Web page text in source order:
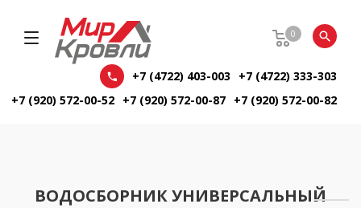
0
+7 (4722) 403-003
+7 (4722) 333-303
+7 (920) 572-00-52 +7 (920) 572-00-87 +7 (920) 572-00-82
ВОДОСБОРНИК УНИВЕРСАЛЬНЫЙ